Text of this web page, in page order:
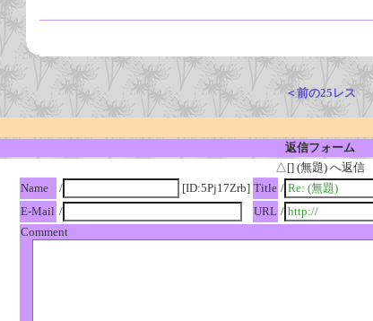
＜前の25レス
返信フォーム
△[] (無題) へ返信
Name
/ [ID:5Pj17Zrb] Title /
E-Mail / URL /
Comment